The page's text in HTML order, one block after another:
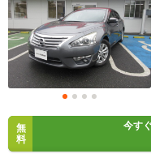
無
料
今す